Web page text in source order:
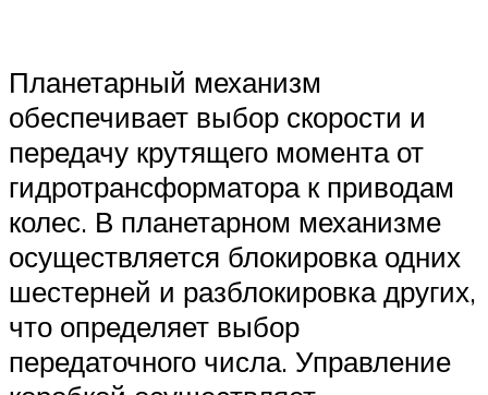
Планетарный механизм
обеспечивает выбор скорости и
передачу крутящего момента от
гидротрансформатора к приводам
колес. В планетарном механизме
осуществляется блокировка одних
шестерней и разблокировка других,
что определяет выбор
передаточного числа. Управление